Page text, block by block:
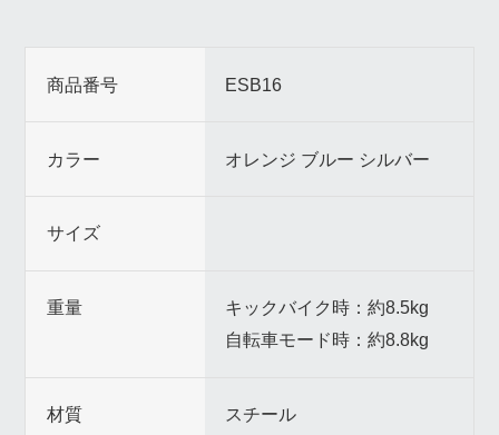
商品番号 ESB16
カラー オレンジ ブルー シルバー
サイズ
重量
キックバイク時：約8.5kg
自転車モード時：約8.8kg
材質 スチール